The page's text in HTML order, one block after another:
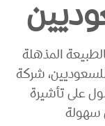
المذهلة
شركة
على تأشيرة
سهولة